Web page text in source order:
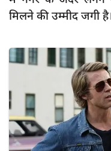
मिलने की उम्मीद जगी